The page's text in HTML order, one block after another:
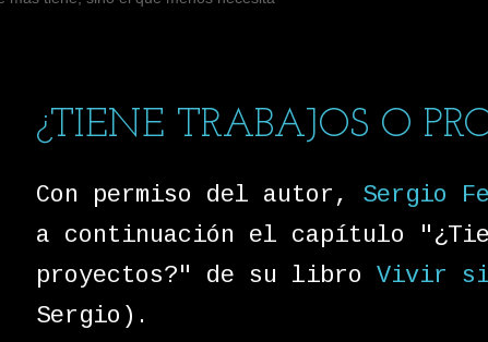
¿TIENE TRABAJOS O
Con permiso del autor, Sergio
a continuación el capítulo
proyectos?" de su libro Vivir
Sergio).